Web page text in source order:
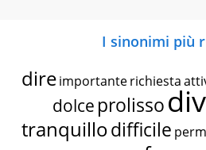
I sinonimi più
dire importante richiesta
dolce prolisso
tranquillodifficile